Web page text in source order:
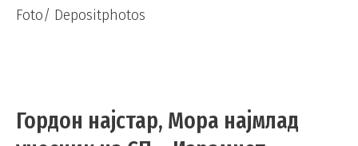
Foto/ Depositphotos
Гордон најстар, Мора најмлад